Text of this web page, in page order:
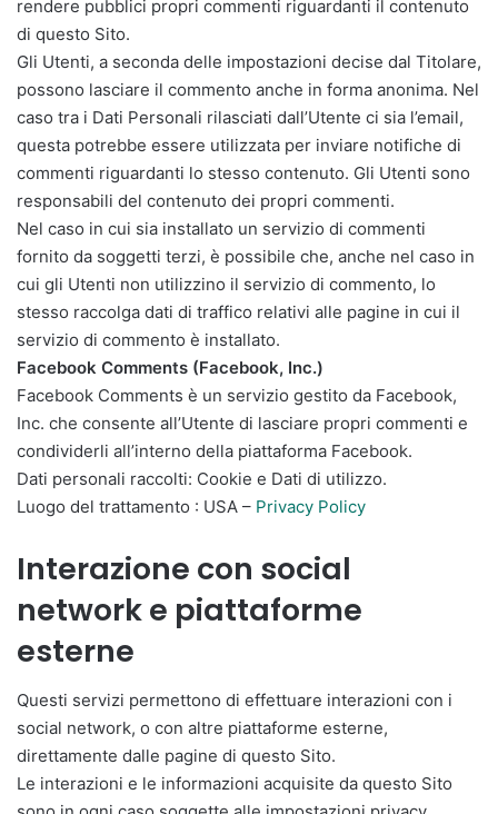
rendere pubblici propri commenti riguardanti il contenuto
di questo Sito.
Gli Utenti, a seconda delle impostazioni decise dal Titolare,
possono lasciare il commento anche in forma anonima. Nel
caso tra i Dati Personali rilasciati dall’Utente ci sia l’email,
questa potrebbe essere utilizzata per inviare notifiche di
commenti riguardanti lo stesso contenuto. Gli Utenti sono
responsabili del contenuto dei propri commenti.
Nel caso in cui sia installato un servizio di commenti
fornito da soggetti terzi, è possibile che, anche nel caso in
cui gli Utenti non utilizzino il servizio di commento, lo
stesso raccolga dati di traffico relativi alle pagine in cui il
servizio di commento è installato.
Facebook Comments (Facebook, Inc.)
Facebook Comments è un servizio gestito da Facebook,
Inc. che consente all’Utente di lasciare propri commenti e
condividerli all’interno della piattaforma Facebook.
Dati personali raccolti: Cookie e Dati di utilizzo.
Luogo del trattamento : USA – Privacy Policy
Interazione con social
network e piattaforme
esterne
Questi servizi permettono di effettuare interazioni con i
social network, o con altre piattaforme esterne,
direttamente dalle pagine di questo Sito.
Le interazioni e le informazioni acquisite da questo Sito